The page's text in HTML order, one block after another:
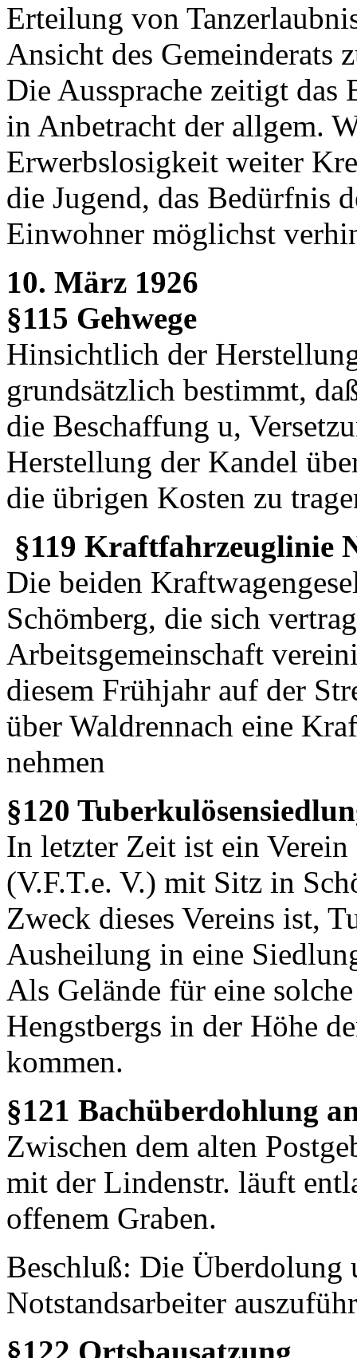
Erteilung von
Ansicht des Gemeinderats
Die Aussprache zeitigt das
in Anbetracht der allgem.
Erwerbslosigkeit weiter
die Jugend, das Bedürfnis
Einwohner möglichst
10. März 1926
§115 Gehwege
Hinsichtlich der
grundsätzlich bestimmt,
die Beschaffung u,
Herstellung der Kandel
die übrigen Kosten zu
§119 Kraftfahrzeuglinie
Die beiden
Schömberg, die sich
Arbeitsgemeinschaft
diesem Frühjahr auf der
über Waldrennach eine
nehmen
§120
In letzter Zeit ist ein
(V.F.T.e. V.) mit Sitz in
Zweck dieses Vereins ist,
Ausheilung in eine
Als Gelände für eine
Hengstbergs in der Höhe
kommen.
§121 Bachüberdohlung
Zwischen dem alten
mit der Lindenstr. läuft
offenem Graben.
Beschluß: Die Überdolung
Notstandsarbeiter